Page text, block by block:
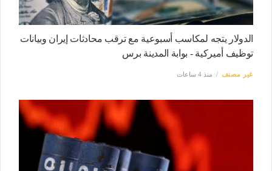
الدولار يتجه لمكاسب أسبوعية مع ترقب محادثات إيران وبيانات
توظيف أميركية - بوابة المدينة برس
غير مصنف منذ 4 ساعات